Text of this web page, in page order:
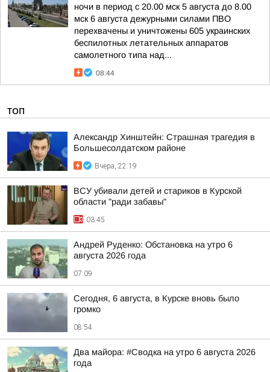
ночи в период с 20.00 мск 5 августа до 8.00
мск 6 августа дежурными силами ПВО
перехвачены и уничтожены 605 украинских
беспилотных летательных аппаратов
самолетного типа над...
08:44
ТОП
Александр Хинштейн: Страшная трагедия в
Большесолдатском районе
Вчера, 22:19
ВСУ убивали детей и стариков в Курской
области "ради забавы"
03:45
Андрей Руденко: Обстановка на утро 6
августа 2026 года
07:09
Сегодня, 6 августа, в Курске вновь было
громко
08:54
Два майора: #Сводка на утро 6 августа 2026
года